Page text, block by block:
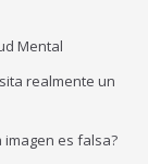
Mental
realmente un
es falsa?